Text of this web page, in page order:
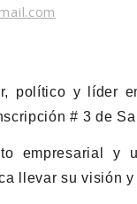
político y líder
# 3 de
empresarial y
llevar su visión